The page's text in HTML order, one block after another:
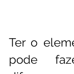
Ter o
pode